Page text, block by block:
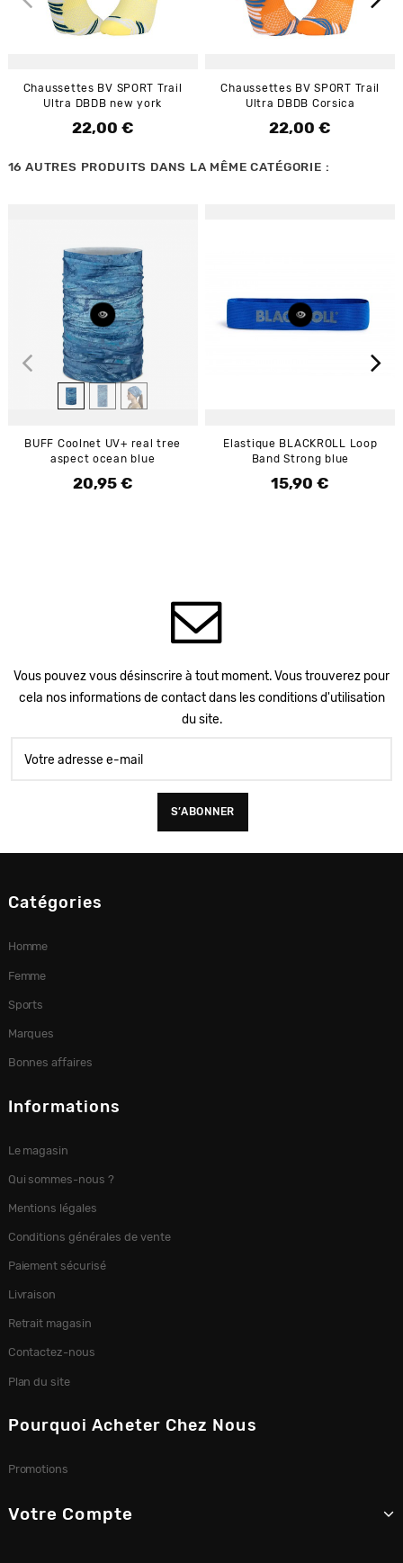
Chaussettes BV SPORT Trail
Ultra DBDB new york
Prix
22,00 €
Chaussettes BV SPORT Trail
Ultra DBDB Corsica
Prix
22,00 €
16 AUTRES PRODUITS DANS LA MÊME CATÉGORIE :
BUFF Coolnet UV+ real tree
aspect ocean blue
Prix
20,95 €
Elastique BLACKROLL Loop
Band Strong blue
Prix
15,90 €
Vous pouvez vous désinscrire à tout moment. Vous trouverez pour
cela nos informations de contact dans les conditions d'utilisation
du site.
Catégories
Homme
Femme
Sports
Marques
Bonnes affaires
Informations
Le magasin
Qui sommes-nous ?
Mentions légales
Conditions générales de vente
Paiement sécurisé
Livraison
Retrait magasin
Contactez-nous
Plan du site
Pourquoi Acheter Chez Nous
Promotions
Votre Compte